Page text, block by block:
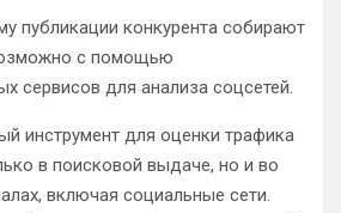
публикации конкурента собирают
с помощью
сервисов для анализа соцсетей.
инструмент для оценки трафика
в поисковой выдаче, но и во
включая социальные сети.